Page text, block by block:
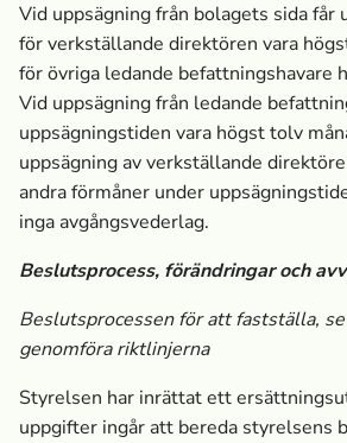
Vid uppsägning från bolagets sida får
för verkställande direktören vara
för övriga ledande befattningshavare
Vid uppsägning från ledande
uppsägningstiden vara högst tolv
uppsägning av verkställande
andra förmåner under
inga avgångsvederlag.
Beslutsprocess, förändringar och
Beslutsprocessen för att fastställa,
genomföra riktlinjerna
Styrelsen har inrättat ett
uppgifter ingår att bereda styrelsens